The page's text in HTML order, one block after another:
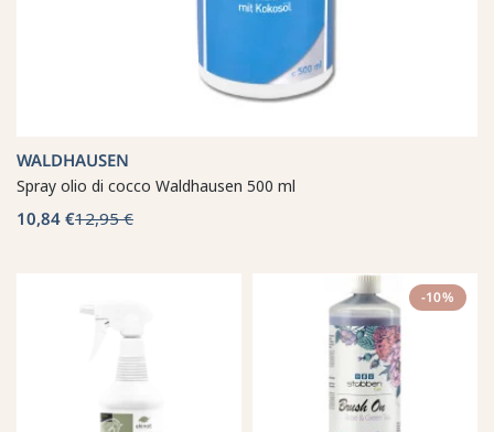
WALDHAUSEN
Spray olio di cocco Waldhausen 500 ml
10,84 €12,95 €
-10%